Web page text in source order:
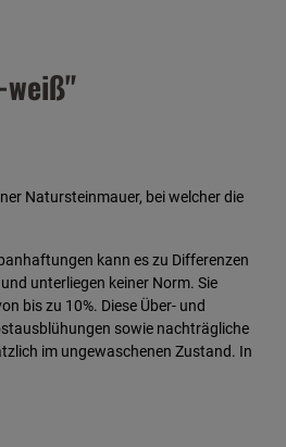
Natursteinmauer, bei welcher die
kann es zu Differenzen
unterliegen keiner Norm. Sie
bis zu 10%. Diese Über- und
sowie nachträgliche
im ungewaschenen Zustand. In